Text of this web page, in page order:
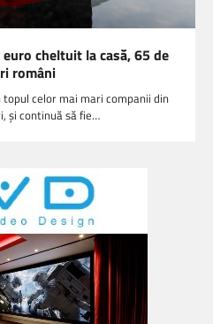
cheltuit la casă, 65 de
români
celor mai mari companii din
și continuă să fie…